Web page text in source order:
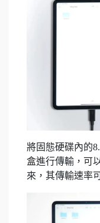
將固態硬碟內的
盒進行傳輸，可
來，其傳輸速率